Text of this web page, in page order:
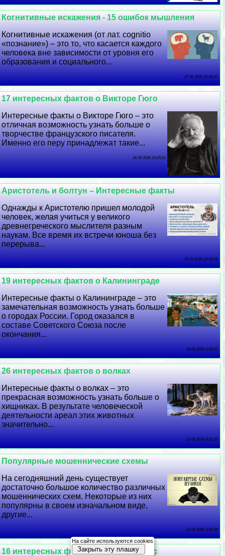
Когнитивные искажения - 15 ошибок мышления
Когнитивные искажения (от лат. cognitiо
«познание») – это то, что касается каждого
человека вне зависимости от уровня его
образования и социального...
27 06 2026 16:36:47
17 интересных фактов о Викторе Гюго
Интересные факты о Викторе Гюго – это
отличная возможность узнать больше о
творчестве французского писателя.
Именно его перу принадлежат такие...
26 06 2026 10:25:21
Аристотель и болтун – Интересные факты
Однажды к Аристотелю пришел молодой
человек, желая учиться у великого
древнегреческого мыслителя разным
наукам. Все время их встречи юноша без
перерыва...
25 06 2026 18:43:19
19 интересных фактов о Калининграде
Интересные факты о Калининграде – это
замечательная возможность узнать больше
о городах России. Город оказался в
составе Советского Союза после
окончания...
24 06 2026 5:30:51
26 интересных фактов о волках
Интересные факты о волках – это
прекрасная возможность узнать больше о
хищниках. В результате человеческой
деятельности ареал этих животных
значительно...
23 06 2026 4:22:32
Популярные мошеннические схемы
На сегодняшний день существует
достаточно большое количество различных
мошеннических схем. Некоторые из них
популярны в своем изначальном виде,
другие...
22 06 2026 3:50:34
16 интересных фактов о горе Эльбрус
На сайте используются cookies
Закрыть эту плашку